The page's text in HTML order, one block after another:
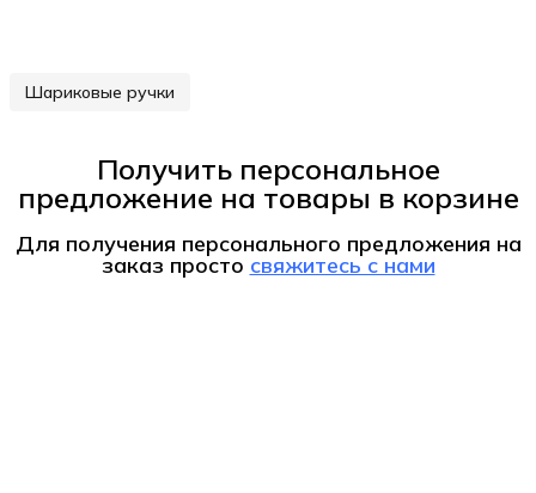
Шариковые ручки
Получить персональное
предложение на товары в корзине
Для получения персонального предложения на
заказ просто свяжитесь с нами